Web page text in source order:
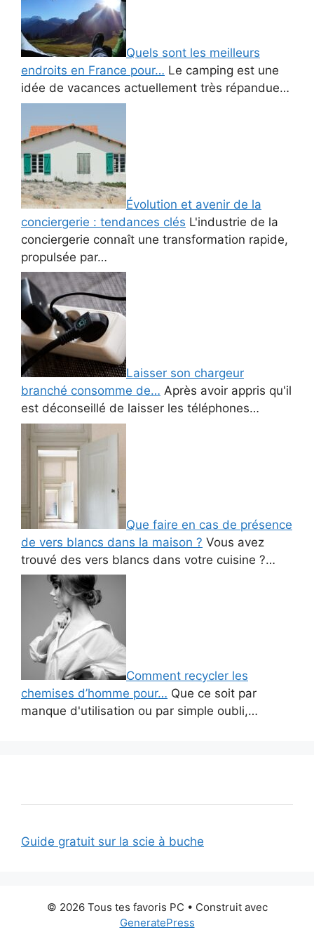
Quels sont les meilleurs
endroits en France pour… Le camping est une
idée de vacances actuellement très répandue…
Évolution et avenir de la
conciergerie : tendances clés L'industrie de la
conciergerie connaît une transformation rapide,
propulsée par…
Laisser son chargeur
branché consomme de… Après avoir appris qu'il
est déconseillé de laisser les téléphones…
Que faire en cas de présence
de vers blancs dans la maison ? Vous avez
trouvé des vers blancs dans votre cuisine ?…
Comment recycler les
chemises d’homme pour… Que ce soit par
manque d'utilisation ou par simple oubli,…
Guide gratuit sur la scie à buche
© 2026 Tous tes favoris PC • Construit avec
GeneratePress